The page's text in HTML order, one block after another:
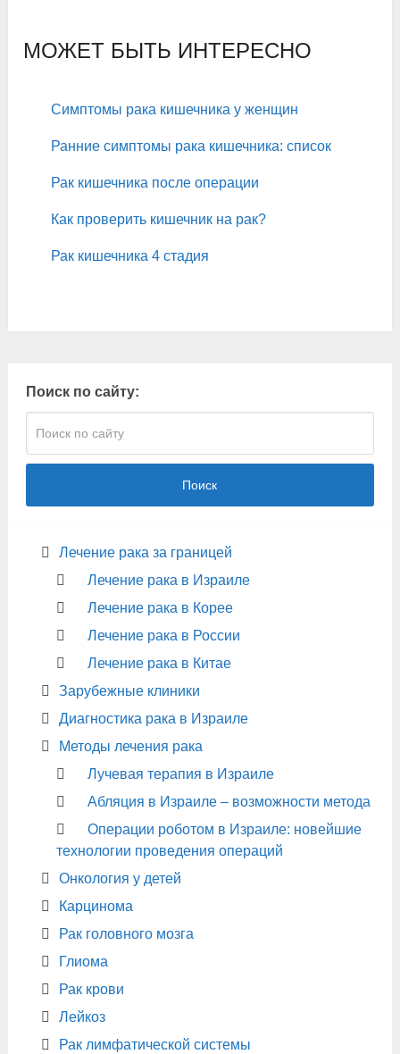
МОЖЕТ БЫТЬ ИНТЕРЕСНО
Симптомы рака кишечника у женщин
Ранние симптомы рака кишечника: список
Рак кишечника после операции
Как проверить кишечник на рак?
Рак кишечника 4 стадия
Поиск по сайту:
Поиск
Лечение рака за границей
Лечение рака в Израиле
Лечение рака в Корее
Лечение рака в России
Лечение рака в Китае
Зарубежные клиники
Диагностика рака в Израиле
Методы лечения рака
Лучевая терапия в Израиле
Абляция в Израиле – возможности метода
Операции роботом в Израиле: новейшие
технологии проведения операций
Онкология у детей
Карцинома
Рак головного мозга
Глиома
Рак крови
Лейкоз
Рак лимфатической системы